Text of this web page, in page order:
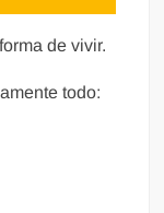
de vivir.
todo: